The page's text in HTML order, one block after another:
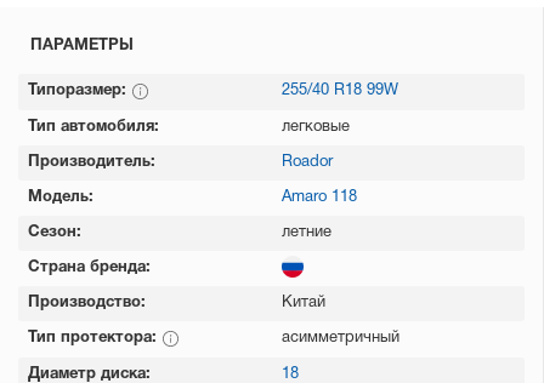
ПАРАМЕТРЫ
Типоразмер: 255/40 R18 99W
Тип автомобиля: легковые
Производитель: Roador
Модель: Amaro 118
Сезон: летние
Страна бренда:
Производство: Китай
Тип протектора: асимметричный
Диаметр диска: 18